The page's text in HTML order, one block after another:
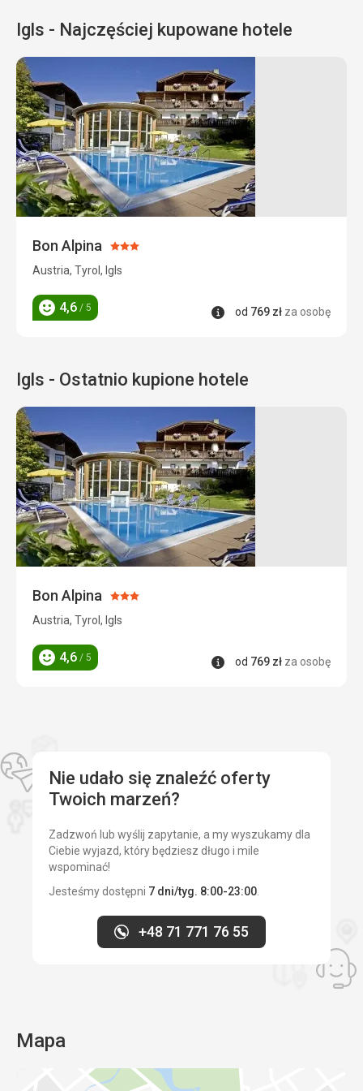
Igls - Najczęściej kupowane hotele
Bon Alpina Ocena:
3/5
Austria, Tyrol, Igls
Ocena
4,6 / 5 Informacje
od 769 zł za osobę
Igls - Ostatnio kupione hotele
Bon Alpina Ocena:
3/5
Austria, Tyrol, Igls
Ocena
4,6 / 5 Informacje
od 769 zł za osobę
Nie udało się znaleźć oferty
Twoich marzeń?
Zadzwoń lub wyślij zapytanie, a my wyszukamy dla
Ciebie wyjazd, który będziesz długo i mile
wspominać!
Jesteśmy dostępni 7 dni/tyg. 8:00-23:00.
+48 71 771 76 55
Mapa